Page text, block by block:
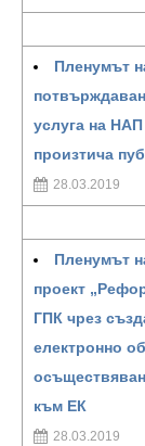
Пленумът
услуга на
произтича
28.03.2019
Пленумът
проект
ГПК чрез
електронно
към ЕК
28.03.2019